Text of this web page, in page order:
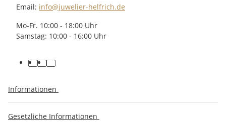
Email: info@juwelier-helfrich.de
Mo-Fr. 10:00 - 18:00 Uhr
Samstag: 10:00 - 16:00 Uhr
Informationen
Gesetzliche Informationen